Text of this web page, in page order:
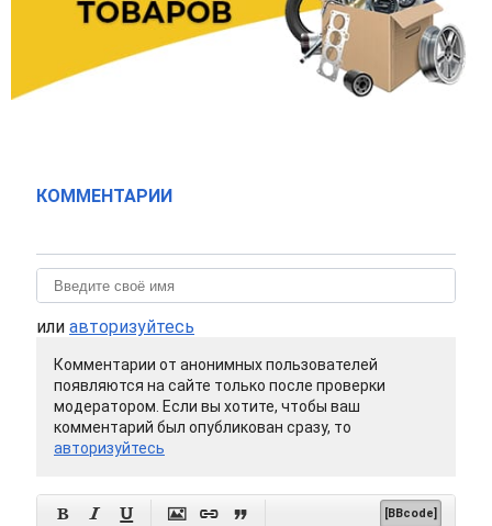
КОММЕНТАРИИ
или авторизуйтесь
Комментарии от анонимных пользователей
появляются на сайте только после проверки
модератором. Если вы хотите, чтобы ваш
комментарий был опубликован сразу, то
авторизуйтесь
      [BBcode]